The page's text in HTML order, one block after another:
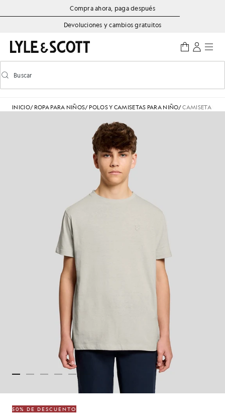
Saltar al contenido principal
Información de accesibilidadCompra ahora, paga después
Devoluciones y cambios gratuitos
Activar/desactivar la búsqueda predictiva
Buscar
INICIO/ ROPA PARA NIÑOS/ POLOS Y CAMISETAS PARA NIÑO/CAMISETA DE
50% DE DESCUENTO